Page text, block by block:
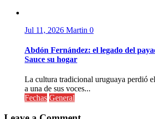
Jul 11, 2026 Martin 0
Abdón Fernández: el legado del
Sauce su hogar
La cultura tradicional uruguaya perdió
a una de sus voces...
Fechas General